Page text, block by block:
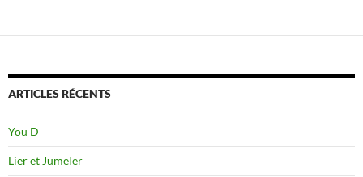
ARTICLES RÉCENTS
You D
Lier et Jumeler